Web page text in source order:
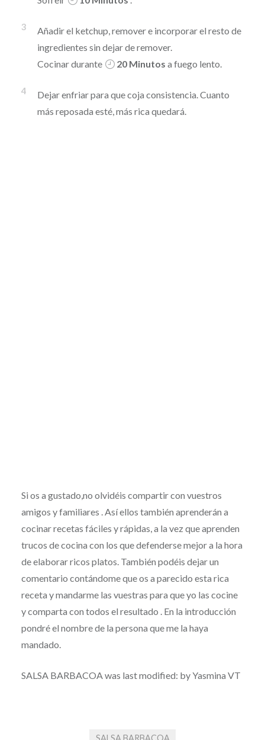
3
Añadir el ketchup, remover e incorporar el resto de
ingredientes sin dejar de remover.
Cocinar durante
20 Minutos a fuego lento.
4
Dejar enfriar para que coja consistencia. Cuanto
más reposada esté, más rica quedará.
Si os a gustado,no olvidéis compartir con vuestros
amigos y familiares . Así ellos también aprenderán a
cocinar recetas fáciles y rápidas, a la vez que aprenden
trucos de cocina con los que defenderse mejor a la hora
de elaborar ricos platos. También podéis dejar un
comentario contándome que os a parecido esta rica
receta y mandarme las vuestras para que yo las cocine
y comparta con todos el resultado . En la introducción
pondré el nombre de la persona que me la haya
mandado.
SALSA BARBACOAwas last modified: byYasmina VT